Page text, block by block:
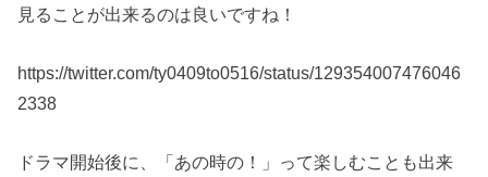
見ることが出来るのは良いですね！
https://twitter.com/ty0409to0516/status/129354007476046
2338
ドラマ開始後に、「あの時の！」って楽しむことも出来